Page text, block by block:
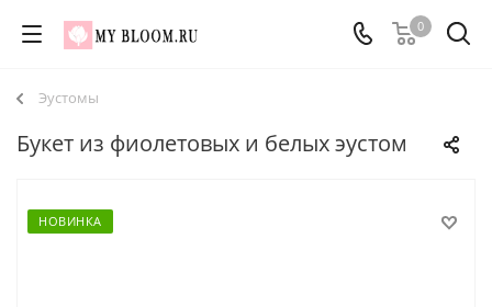
0
Эустомы
Букет из фиолетовых и белых эустом
НОВИНКА